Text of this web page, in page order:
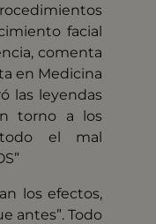
facial
comenta
en Medicina
las leyendas
torno a los
el mal
los efectos,
antes”. Todo